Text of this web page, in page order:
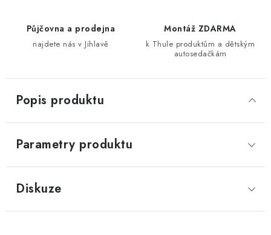
Půjčovna a prodejna
najdete nás v Jihlavě
Montáž ZDARMA
k Thule produktům a dětským
autosedačkám
Popis produktu
Parametry produktu
Diskuze